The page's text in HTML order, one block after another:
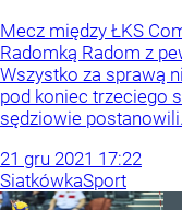
Mecz między ŁKS
Radomką Radom z
Wszystko za sprawą
pod koniec trzeciego
sędziowie
21 gru 2021 17:22
SiatkówkaSport